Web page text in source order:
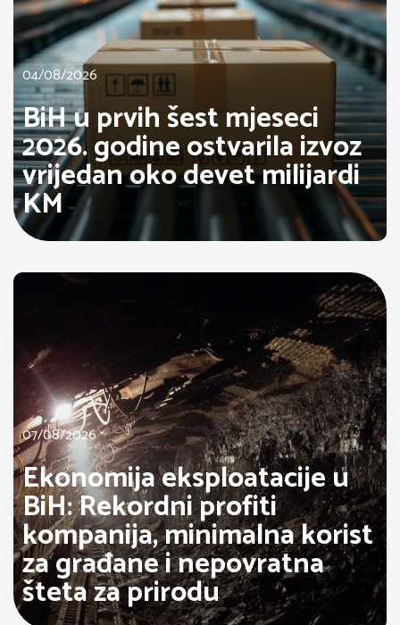
04/08/2026
BiH u prvih šest mjeseci
2026. godine ostvarila izvoz
vrijedan oko devet milijardi
KM
07/08/2026
Ekonomija eksploatacije u
BiH: Rekordni profiti
kompanija, minimalna korist
za građane i nepovratna
šteta za prirodu